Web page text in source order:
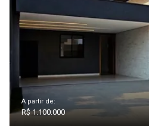
A partir de:
R$ 1.100.000